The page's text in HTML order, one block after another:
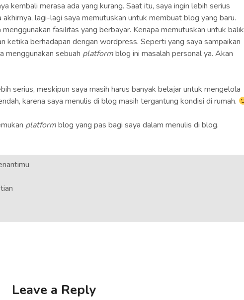
kembali merasa ada yang kurang. Saat itu, saya ingin lebih serius
lagi-lagi saya memutuskan untuk membuat blog yang baru.
fasilitas yang berbayar. Kenapa memutuskan untuk balik
ketika berhadapan dengan wordpress. Seperti yang saya sampaikan
menggunakan sebuah platformblog ini masalah personal ya. Akan
serius, meskipun saya masih harus banyak belajar untuk mengelola
karena saya menulis di blog masih tergantung kondisi di rumah.
platformblog yang pas bagi saya dalam menulis di blog.
Leave a Reply